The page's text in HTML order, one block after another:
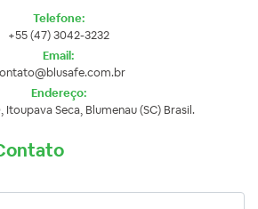
Telefone:
+55 (47) 3042-3232
Email:
Endereço:
Itoupava Seca, Blumenau (SC) Brasil.